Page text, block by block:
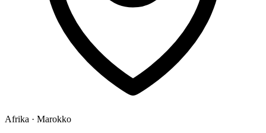
Afrika · Marokko